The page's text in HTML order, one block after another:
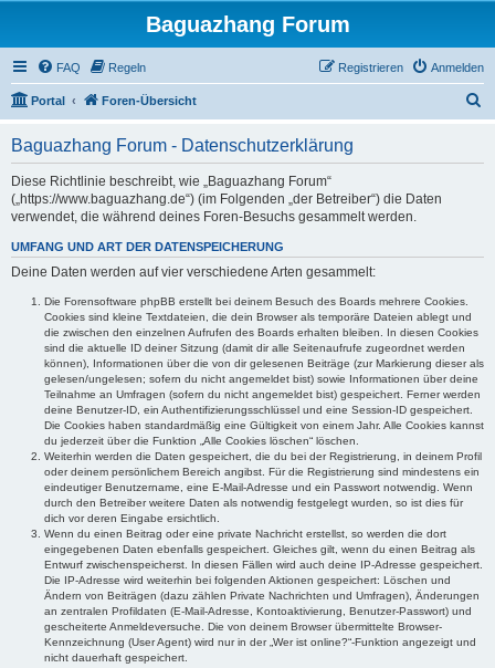
Baguazhang Forum
FAQ Regeln Anmelden
Registrieren
Portal Foren-Übersicht
Baguazhang Forum - Datenschutzerklärung
Diese Richtlinie beschreibt, wie „Baguazhang Forum“
(„https://www.baguazhang.de“) (im Folgenden „der Betreiber“) die Daten
verwendet, die während deines Foren-Besuchs gesammelt werden.
UMFANG UND ART DER DATENSPEICHERUNG
Deine Daten werden auf vier verschiedene Arten gesammelt:
Die Forensoftware phpBB erstellt bei deinem Besuch des Boards mehrere Cookies.
Cookies sind kleine Textdateien, die dein Browser als temporäre Dateien ablegt und
die zwischen den einzelnen Aufrufen des Boards erhalten bleiben. In diesen Cookies
sind die aktuelle ID deiner Sitzung (damit dir alle Seitenaufrufe zugeordnet werden
können), Informationen über die von dir gelesenen Beiträge (zur Markierung dieser als
gelesen/ungelesen; sofern du nicht angemeldet bist) sowie Informationen über deine
Teilnahme an Umfragen (sofern du nicht angemeldet bist) gespeichert. Ferner werden
deine Benutzer-ID, ein Authentifizierungsschlüssel und eine Session-ID gespeichert.
Die Cookies haben standardmäßig eine Gültigkeit von einem Jahr. Alle Cookies kannst
du jederzeit über die Funktion „Alle Cookies löschen“ löschen.
Weiterhin werden die Daten gespeichert, die du bei der Registrierung, in deinem Profil
oder deinem persönlichem Bereich angibst. Für die Registrierung sind mindestens ein
eindeutiger Benutzername, eine E-Mail-Adresse und ein Passwort notwendig. Wenn
durch den Betreiber weitere Daten als notwendig festgelegt wurden, so ist dies für
dich vor deren Eingabe ersichtlich.
Wenn du einen Beitrag oder eine private Nachricht erstellst, so werden die dort
eingegebenen Daten ebenfalls gespeichert. Gleiches gilt, wenn du einen Beitrag als
Entwurf zwischenspeicherst. In diesen Fällen wird auch deine IP-Adresse gespeichert.
Die IP-Adresse wird weiterhin bei folgenden Aktionen gespeichert: Löschen und
Ändern von Beiträgen (dazu zählen Private Nachrichten und Umfragen), Änderungen
an zentralen Profildaten (E-Mail-Adresse, Kontoaktivierung, Benutzer-Passwort) und
gescheiterte Anmeldeversuche. Die von deinem Browser übermittelte Browser-
Kennzeichnung (User Agent) wird nur in der „Wer ist online?“-Funktion angezeigt und
nicht dauerhaft gespeichert.